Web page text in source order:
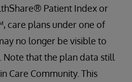
Patient Index or
care plans under one of
no longer be visible to
Note that the plan data still
Care Community. This